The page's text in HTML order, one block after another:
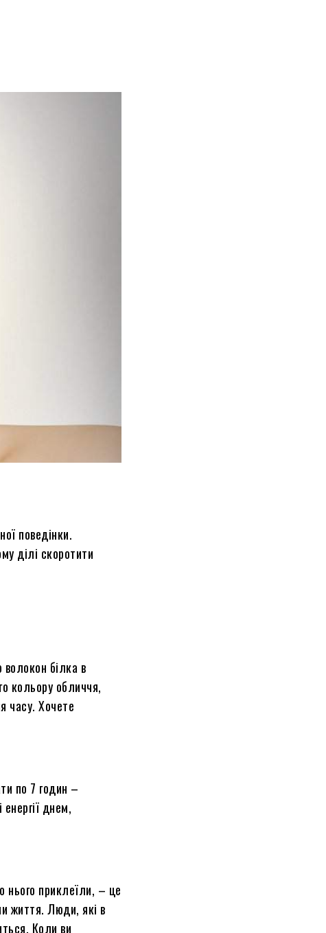
поведінки.
ділі скоротити
білка в
кольору обличчя,
часу. Хочете
по 7 годин –
днем,
нього приклеїли, – це
життя. Люди, які в
Коли ви